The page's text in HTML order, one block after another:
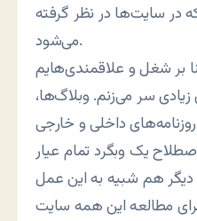
در سایت‌ها در نظر گرفته
می‌شود.
بر شغل و علاقمندی‌هایم
سر می‌زنم. وبلاگ‌ها،
داخلی و خارجی
یک وبگرد تمام عیار
دیگر هم شبیه به این عمل
مطالعه این همه سایت